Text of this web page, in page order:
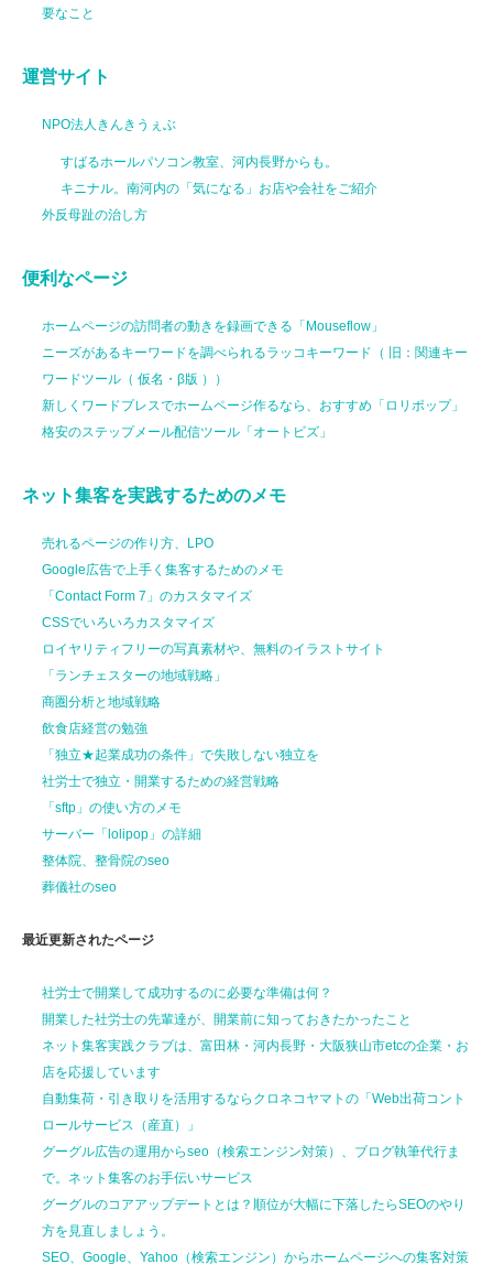
要なこと
運営サイト
NPO法人きんきうぇぶ
すばるホールパソコン教室、河内長野からも。
キニナル。南河内の「気になる」お店や会社をご紹介
外反母趾の治し方
便利なページ
ホームページの訪問者の動きを録画できる「Mouseflow」
ニーズがあるキーワードを調べられるラッコキーワード（ 旧：関連キー
ワードツール（ 仮名・β版 ））
新しくワードプレスでホームページ作るなら、おすすめ「ロリポップ」
格安のステップメール配信ツール「オートビズ」
ネット集客を実践するためのメモ
売れるページの作り方、LPO
Google広告で上手く集客するためのメモ
「Contact Form 7」のカスタマイズ
CSSでいろいろカスタマイズ
ロイヤリティフリーの写真素材や、無料のイラストサイト
「ランチェスターの地域戦略」
商圏分析と地域戦略
飲食店経営の勉強
「独立★起業成功の条件」で失敗しない独立を
社労士で独立・開業するための経営戦略
「sftp」の使い方のメモ
サーバー「lolipop」の詳細
整体院、整骨院のseo
葬儀社のseo
最近更新されたページ
社労士で開業して成功するのに必要な準備は何？
開業した社労士の先輩達が、
開業前に知っておきたかったこと
ネット集客実践クラブは、富田林・河内長野・大阪狭山市etcの企業・お
店を応援しています
自動集荷・引き取りを活用するならクロネコヤマトの「Web出荷コント
ロールサービス（産直）」
グーグル広告の運用からseo（検索エンジン対策）、ブログ執筆代行ま
で。ネット集客のお手伝いサービス
グーグルのコアアップデートとは？順位が大幅に下落したらSEOのやり
方を見直しましょう。
SEO、Google、Yahoo（検索エンジン）からホームページへの集客対策